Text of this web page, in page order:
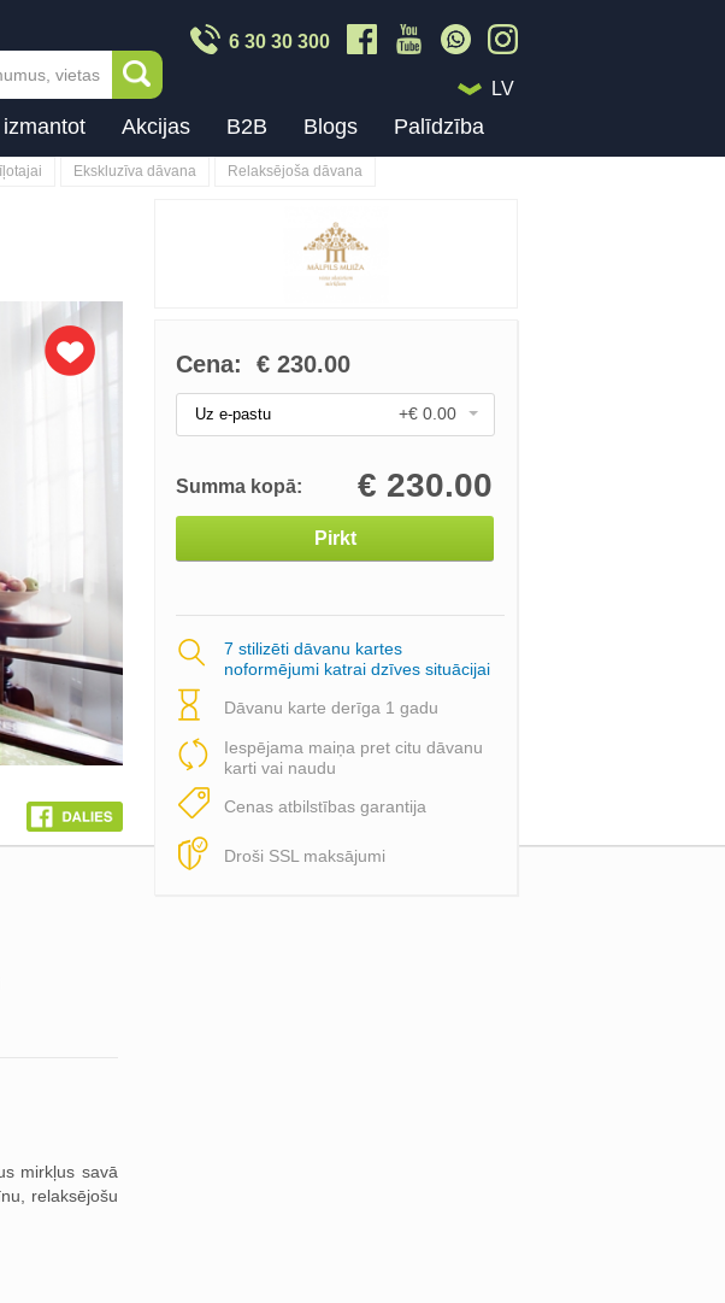
6 30 30 300
LV
Akcijas B2B Blogs Palīdzība
Ekskluzīva dāvana Relaksējoša dāvana
Cena: € 230.00
Uz e-pastu +€ 0.00
Summa kopā: € 230.00
Pirkt
7 stilizēti dāvanu kartes
noformējumi katrai dzīves situācijai
Dāvanu karte derīga 1 gadu
Iespējama maiņa pret citu dāvanu
karti vai naudu
Cenas atbilstības garantija
Droši SSL maksājumi
mirkļus savā
relaksējošu